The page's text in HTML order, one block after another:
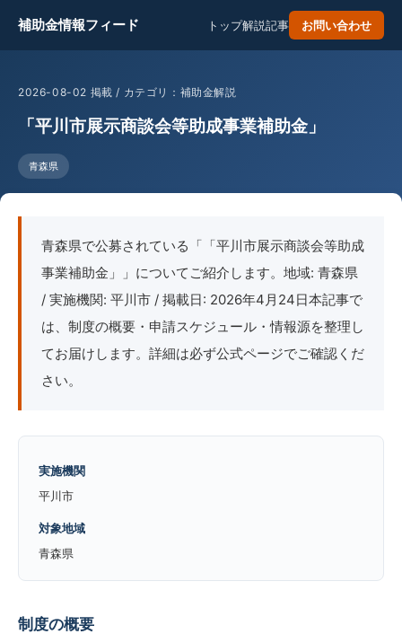
補助金情報フィード トップ解説記事 お問い合わせ
2026-08-02 掲載 / カテゴリ：補助金解説
「平川市展示商談会等助成事業補助金」
青森県
青森県で公募されている「「平川市展示商談会等助成
事業補助金」」についてご紹介します。地域: 青森県
/ 実施機関: 平川市 / 掲載日: 2026年4月24日本記事で
は、制度の概要・申請スケジュール・情報源を整理し
てお届けします。詳細は必ず公式ページでご確認くだ
さい。
実施機関
平川市
対象地域
青森県
制度の概要